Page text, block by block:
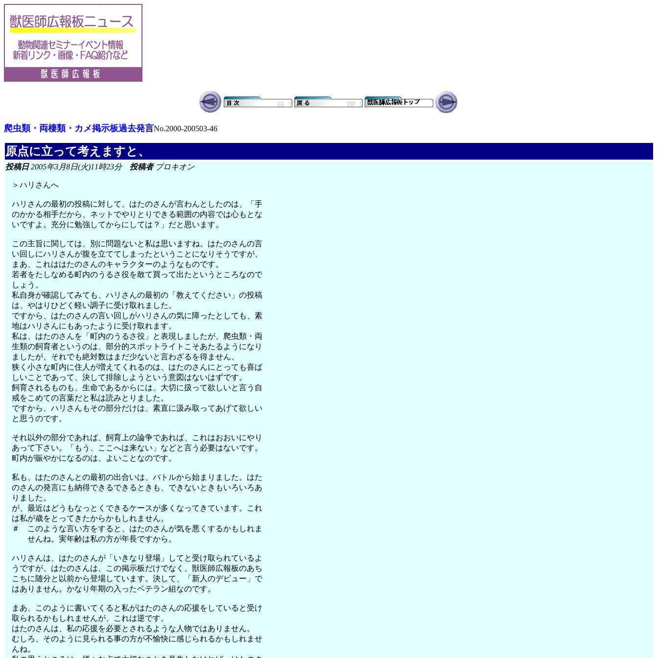
爬虫類・両棲類・カメ掲示板過去発言No.2000-200503-46
原点に立って考えますと、
投稿日2005年3月8日(火)11時23分 投稿者プロキオン
＞ハリさんへ
ハリさんの最初の投稿に対して、はたのさんが言わんとしたのは、「手
のかかる相手だから、ネットでやりとりできる範囲の内容では心もとな
いですよ。充分に勉強してからにしては？」だと思います。
この主旨に関しては、別に問題ないと私は思いますね。はたのさんの言
い回しにハリさんが腹を立ててしまったということになりそうですが、
まあ、これははたのさんのキャラクターのようなものです。
若者をたしなめる町内のうるさ役を敢て買って出たというところなので
しょう。
私自身が確認してみても、ハリさんの最初の「教えてください」の投稿
は、やはりひどく軽い調子に受け取れました。
ですから、はたのさんの言い回しがハリさんの気に障ったとしても、素
地はハリさんにもあったように受け取れます。
私は、はたのさんを「町内のうるさ役」と表現しましたが、爬虫類・両
生類の飼育者というのは、部分的スポットライトこそあたるようになり
ましたが、それでも絶対数はまだ少ないと言わざるを得ません、
狭く小さな町内に住人が増えてくれるのは、はたのさんにとっても喜ば
しいことであって、決して排除しようという意図はないはずです。
飼育されるものも、生命であるからには、大切に扱って欲しいと言う自
戒をこめての言葉だと私は読みとりました。
ですから、ハリさんもその部分だけは、素直に汲み取ってあげて欲しい
と思うのです。
それ以外の部分であれば、飼育上の論争であれば、これはおおいにやり
あって下さい。「もう、ここへは来ない」などと言う必要はないです。
町内が賑やかになるのは、よいことなのです。
私も、はたのさんとの最初の出合いは、バトルから始まりました。はた
のさんの発言にも納得できるできるときも、できないときもいろいろあ
りました。
が、最近はどうもなっとくできるケースが多くなってきています。これ
は私が歳をとってきたからかもしれません。
＃ このような言い方をすると、はたのさんが気を悪くするかもしれま
せんね。実年齢は私の方が年長ですから。
ハリさんは、はたのさんが「いきなり登場」してと受け取られているよ
うですが、はたのさんは、この掲示板だけでなく、獣医師広報板のあち
こちに随分と以前から登場しています。決して、「新人のデビュー」で
はありません。かなり年期の入ったベテラン組なのです。
まあ、このように書いてくると私がはたのさんの応援をしていると受け
取られるかもしれませんが、これは逆です。
はたのさんは、私の応援を必要とされるような人物ではありません。
むしろ、そのように見られる事の方が不愉快に感じられるかもしれませ
んね。